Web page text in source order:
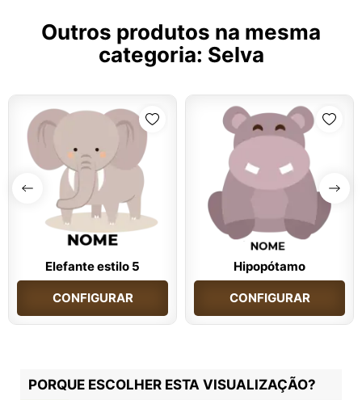
Outros produtos na mesma
categoria: Selva
Elefante estilo 5
CONFIGURAR
Hipopótamo
CONFIGURAR
PORQUE ESCOLHER ESTA VISUALIZAÇÃO?